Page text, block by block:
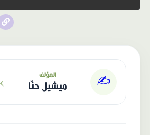
✍️ المؤلف
ميشيل حنّا ›